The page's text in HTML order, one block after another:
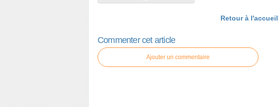
Retour à l'accueil
Commenter cet article
Ajouter un commentaire